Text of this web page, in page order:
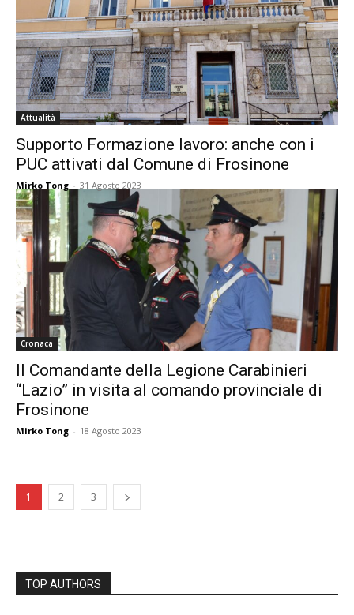
Attualità
Supporto Formazione lavoro: anche con i
PUC attivati dal Comune di Frosinone
Mirko Tong - 31 Agosto 2023
Cronaca
Il Comandante della Legione Carabinieri
“Lazio” in visita al comando provinciale di
Frosinone
Mirko Tong - 18 Agosto 2023
1 2 3
TOP AUTHORS